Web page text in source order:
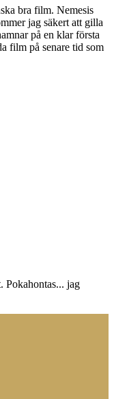
bra film. Nemesis
jag säkert att gilla
på en klar första
film på senare tid som
Pokahontas... jag